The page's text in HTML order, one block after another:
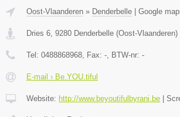
Oost-Vlaanderen » Denderbelle Google
Dries 6 9280 Denderbelle (Oost-Vlaanderen)
Tel: 0488868968 , Fax: - , BTW-nr: -
E-mail › Be.YOU.tiful
Website: http://www.beyoutifulbyrani.be